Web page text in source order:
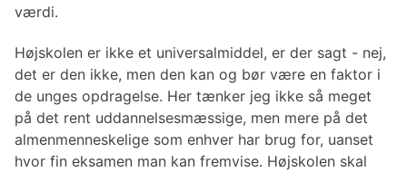
værdi.
Højskolen er ikke et universalmiddel, er der sagt - nej,
det er den ikke, men den kan og bør være en faktor i
de unges opdragelse. Her tænker jeg ikke så meget
på det rent uddannelsesmæssige, men mere på det
almenmenneskelige som enhver har brug for, uanset
hvor fin eksamen man kan fremvise. Højskolen skal